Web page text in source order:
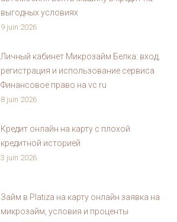
выгодных условиях
9 juin 2026
Личный кабинет Микрозайм Белка: вход,
регистрация и использование сервиса
Финансовое право на vc ru
8 juin 2026
Кредит онлайн на карту с плохой
кредитной историей
3 juin 2026
Займ в Platiza на карту онлайн заявка на
микрозайм, условия и проценты